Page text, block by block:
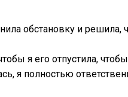
обстановку и решила,
я его отпустила, чтобы
я полностью